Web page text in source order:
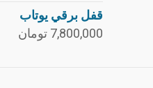
قفل برقي يوتاب
7,800,000 تومان